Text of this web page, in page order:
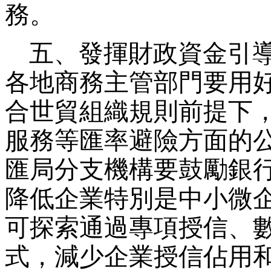
務。
五、發揮財政資金引
各地商務主管部門要用
合世貿組織規則前提下
服務等匯率避險方面的
匯局分支機構要鼓勵銀
降低企業特別是中小微
可探索通過專項授信、
式，減少企業授信佔用